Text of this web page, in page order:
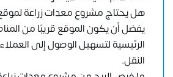
هل يحتاج مشروع معدات زراعة
يفضل أن يكون الموقع قريبًا من
الرئيسية لتسهيل الوصول إلى
النقل.